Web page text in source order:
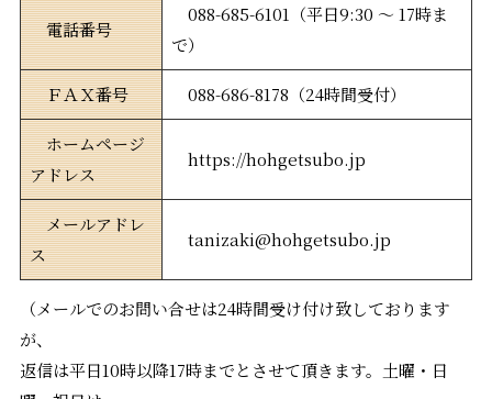
電話番号
088-685-6101（平日9:30 ～ 17時ま
で）
ＦＡＸ番号 088-686-8178（24時間受付）
ホームページ
アドレス
https://hohgetsubo.jp
メールアドレ
ス
tanizaki@hohgetsubo.jp
（メールでのお問い合せは24時間受け付け致しております
が、
返信は平日10時以降17時までとさせて頂きます。土曜・日